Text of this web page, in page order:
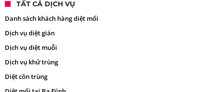
TẤT CẢ DỊCH VỤ
Danh sách khách hàng diệt mối
Dịch vụ diệt gián
Dịch vụ diệt muỗi
Dịch vụ khử trùng
Diệt côn trùng